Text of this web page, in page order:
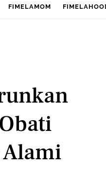
FIMELAMOM
Alami